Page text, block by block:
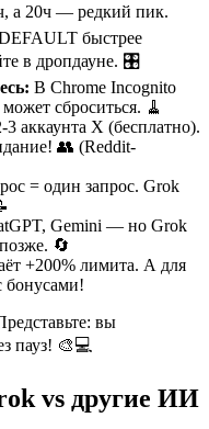
а 20ч — редкий пик.
быстрее
в дропдауне. 🎛️
В Chrome Incognito
сброситься. 🧹
3 аккаунта X (бесплатно).
👥 (Reddit-
= один запрос. Grok
Gemini — но Grok
🔄
+200% лимита. А для
бонусами!
вы
пауз! 🎨💻
vs другие ИИ